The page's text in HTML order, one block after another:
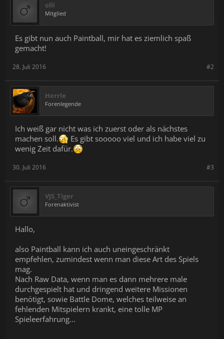
olli
Mitglied
Es gibt nun auch Paintball, mir hat es ziemlich spaß
gemacht!
#2
28. Juli 2016
Herrle
Forenlegende
Ich weiß gar nicht was ich zuerst oder als nächstes
machen soll.
Es gibt sooooo viel und ich habe viel zu
wenig Zeit dafür.
#3
30. Juli 2016
VJS_Tiger
Forenaktivist
Hallo,
also Paintball kann ich auch uneingeschränkt
empfehlen, zumindest wenn man diese Art des Spiels
mag.
Nach Raw Data, wenn man es dann mehrere male
durchgespielt hat und dringend weitere Missionen
benötigt, sowie Battle Dome, welches teilweise an
fehlenden Mitspielern krankt, eine tolle MP
Spieleerfahrung...